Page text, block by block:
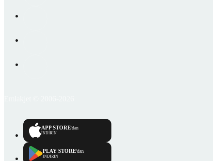
APP STORE'dan
İNDİRİN
PLAY STORE'dan
İNDİRİN